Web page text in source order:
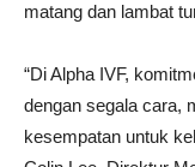
matang dan lambat
“Di Alpha IVF,
dengan segala cara,
kesempatan untuk